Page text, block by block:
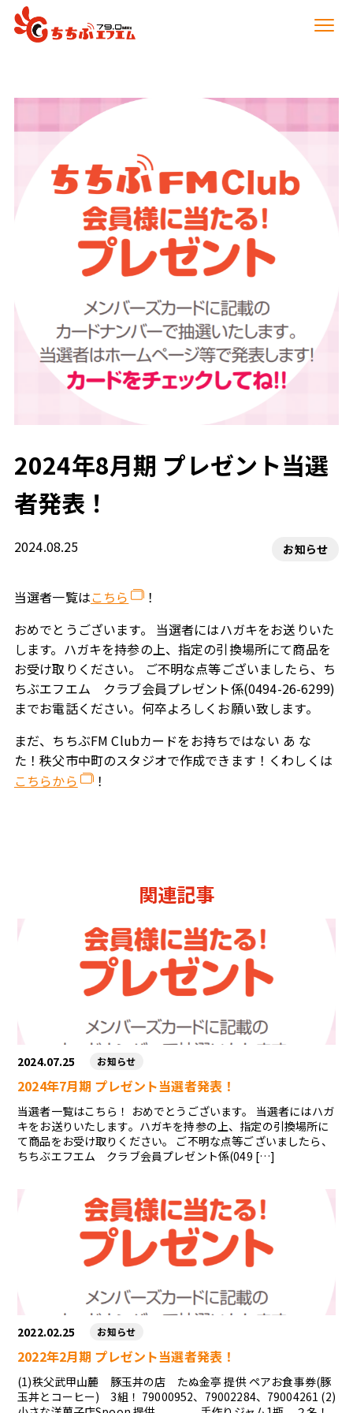
2024年8月期 プレゼント当選
者発表！
2024.08.25 お知らせ
当選者一覧はこちら
！
おめでとうございます。 当選者にはハガキをお送りいた
します。ハガキを持参の上、指定の引換場所にて商品を
お受け取りください。 ご不明な点等ございましたら、ち
ちぶエフエム クラブ会員プレゼント係(0494-26-6299)
までお電話ください。何卒よろしくお願い致します。‬
まだ、ちちぶFM Clubカードをお持ちではない あ な
た！秩父市中町のスタジオで作成できます！くわしくは
こちらから
！
関連記事
2024.07.25 お知らせ
2024年7月期 プレゼント当選者発表！
当選者一覧はこちら！ おめでとうございます。 当選者にはハガ
キをお送りいたします。ハガキを持参の上、指定の引換場所に
て商品をお受け取りください。 ご不明な点等ございましたら、
ちちぶエフエム クラブ会員プレゼント係(049 […]
2022.02.25 お知らせ
2022年2月期 プレゼント当選者発表！
(1)秩父武甲山麓 豚玉丼の店 たぬ金亭 提供 ペアお食事券(豚
玉丼とコーヒー) 3組！ 79000952、79002284、79004261 (2)